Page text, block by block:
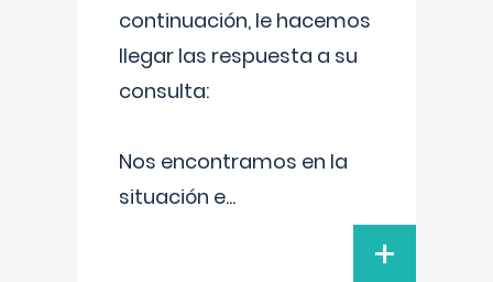
continuación, le hacemos
llegar las respuesta a su
consulta:
Nos encontramos en la
situación e...
+